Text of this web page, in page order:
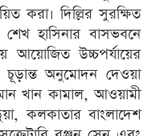
করা। দিল্লির সুরক্ষিত
হাসিনার বাসভবনে
উচ্চপর্যায়ের
অনুমোদন দেওয়া
খান কামাল, আওয়ামী
কলকাতার বাংলাদেশ